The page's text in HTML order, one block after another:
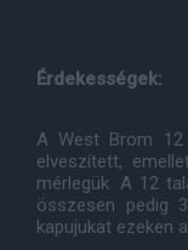
Érdekességek:
A West Brom 12
elveszített,
mérlegük. A 12
összesen pedig
kapujukat ezeken